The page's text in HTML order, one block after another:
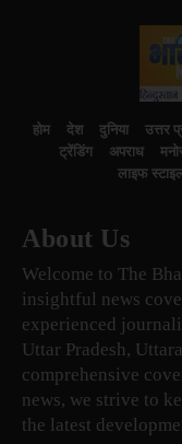
होम देश दुनिया उत्तर
ट्रेंडिंग
अपराध
लाइफ
About Us
Welcome to The
insightful news
experienced
Uttar Pradesh,
comprehensive
news, we strive to
the latest